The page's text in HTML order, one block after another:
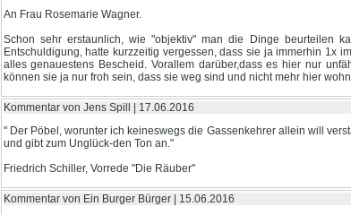
An Frau Rosemarie Wagner.
Schon sehr erstaunlich, wie "objektiv" man die Dinge beurteilen
Entschuldigung, hatte kurzzeitig vergessen, dass sie ja immerhin 1x
alles genauestens Bescheid. Vorallem darüber,dass es hier nur
können sie ja nur froh sein, dass sie weg sind und nicht mehr hier
Kommentar von Jens Spill |
17.06.2016
" Der Pöbel, worunter ich keineswegs die Gassenkehrer allein will
und gibt zum Unglück-den Ton an."
Friedrich Schiller, Vorrede "Die Räuber"
Kommentar von Ein Burger Bürger |
15.06.2016